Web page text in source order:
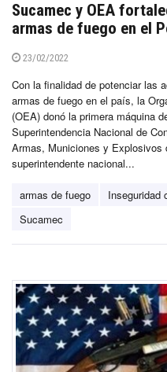
Sucamec y OEA
armas de fuego en el
23/02/2022
Con la finalidad de potenciar las
armas de fuego en el país, la
(OEA) donó la primera máquina
Superintendencia Nacional de
Armas, Municiones y Explosivos
superintendente nacional...
armas de fuego
Inseguridad
Sucamec